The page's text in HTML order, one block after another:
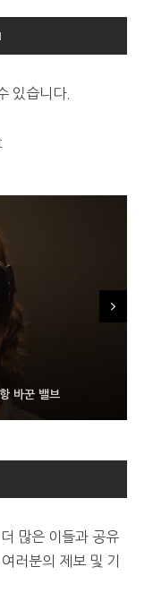
있습니다.
바꾼 밸브
용 구글 어시스턴트
많은 이들과 공유
러분의 제보 및 기